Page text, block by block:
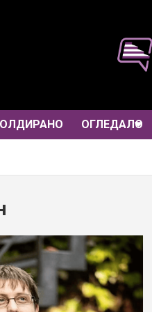
ОГЛЕДАЛО